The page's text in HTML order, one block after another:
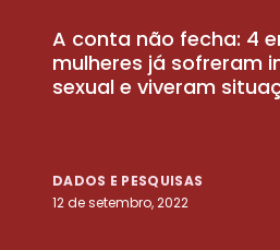
A conta não fecha: 4
mulheres já sofreram
sexual e viveram
DADOS E PESQUISAS
12 de setembro, 2022